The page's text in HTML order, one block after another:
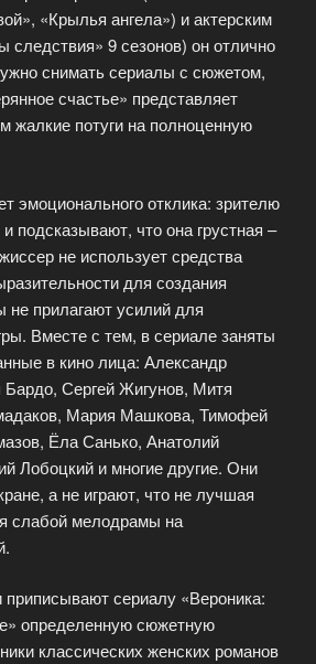
«Крылья ангела») и актерским
следствия» 9 сезонов) он отлично
снимать сериалы с сюжетом,
счастье» представляет
жалкие потуги на полноценную
эмоционального отклика: зрителю
подсказывают, что она грустная –
не использует средства
для создания
прилагают усилий для
Вместе с тем, в сериале заняты
в кино лица: Александр
Сергей Жигунов, Митя
Мария Машкова, Тимофей
Ёла Санько, Анатолий
Лобоцкий и многие другие. Они
а не играют, что не лучшая
слабой мелодрамы на
приписывают сериалу «Вероника:
определенную сюжетную
классических женских романов